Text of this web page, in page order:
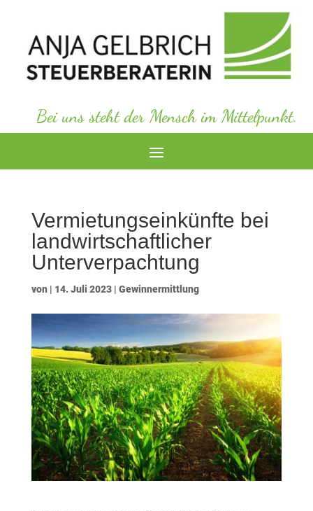
Bei uns steht der Mensch im Mittelpunkt.
Vermietungseinkünfte bei
landwirtschaftlicher
Unterverpachtung
von | 14. Juli 2023| Gewinnermittlung